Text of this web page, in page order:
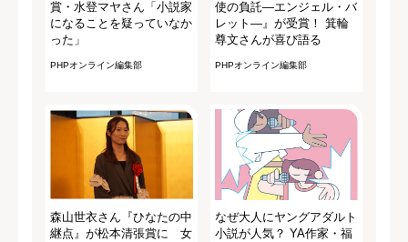
賞・水登マヤさん「小説家
になることを疑っていなか
った」
PHPオンライン編集部
使の負託―エンジェル・バ
レット―』が受賞！ 箕輪
尊文さんが喜び語る
PHPオンライン編集部
森山世衣さん『ひなたの中
継点』が松本清張賞に 女
なぜ大人にヤングアダルト
小説が人気？ YA作家・福